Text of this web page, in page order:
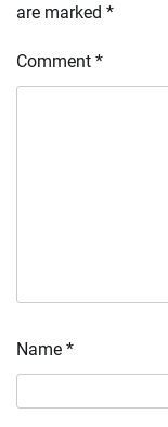
are marked *
Comment *
Name *